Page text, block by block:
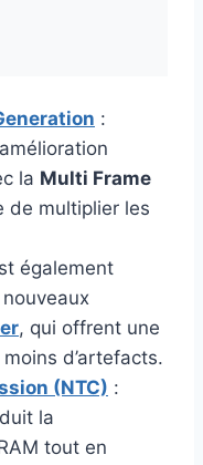
:
la Multi Frame
de multiplier les
également
, qui offrent une
d’artefacts.
(NTC) :
la
tout en